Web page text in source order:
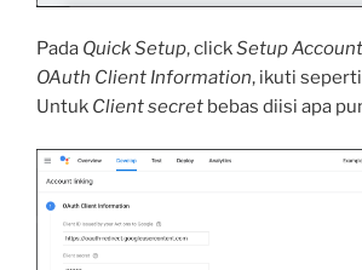
Pada Quick Setup, clickSetup
OAuth Client Information, ikuti
Untuk Client secret bebas diisi apa